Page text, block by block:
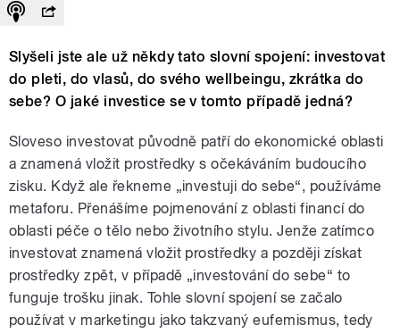
Slyšeli jste ale už někdy tato slovní spojení: investovat
do pleti, do vlasů, do svého wellbeingu, zkrátka do
sebe? O jaké investice se v tomto případě jedná?
Sloveso investovat původně patří do ekonomické oblasti
a znamená vložit prostředky s očekáváním budoucího
zisku. Když ale řekneme „investuji do sebe“, používáme
metaforu. Přenášíme pojmenování z oblasti financí do
oblasti péče o tělo nebo životního stylu. Jenže zatímco
investovat znamená vložit prostředky a později získat
prostředky zpět, v případě „investování do sebe“ to
funguje trošku jinak. Tohle slovní spojení se začalo
používat v marketingu jako takzvaný eufemismus, tedy